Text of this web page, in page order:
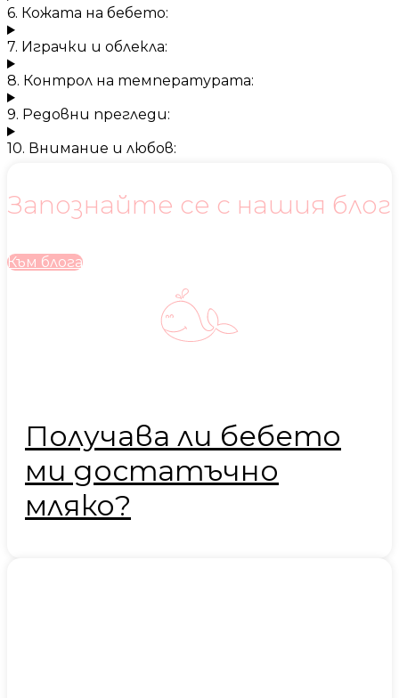
6. Кожата на бебето:
7. Играчки и облекла:
8. Контрол на температурата:
9. Редовни прегледи:
10. Внимание и любов:
Запознайте се с нашия блог
Към блога
Получава ли бебето
ми достатъчно
мляко?